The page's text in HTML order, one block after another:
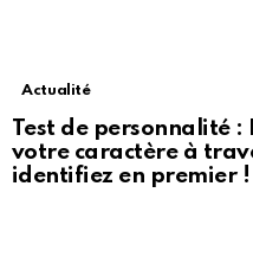
Actualité
Test de personnalité :
votre caractère à
identifiez en premier !